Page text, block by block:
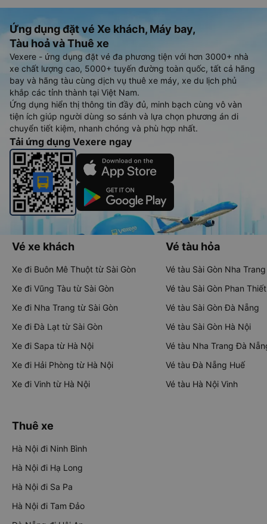
Ứng dụng đặt vé Xe khách, Máy bay,
Tàu hoả và Thuê xe
Vexere - ứng dụng đặt vé đa phương tiện với hơn 3000+ nhà
xe chất lượng cao, 5000+ tuyến đường toàn quốc, tất cả hãng
bay và hãng tàu cùng dịch vụ thuê xe máy, xe du lịch phủ
khắp các tỉnh thành tại Việt Nam.
Ứng dụng hiển thị thông tin đầy đủ, minh bạch cùng vô vàn
tiện ích giúp người dùng so sánh và lựa chọn phương án di
chuyển tiết kiệm, nhanh chóng và phù hợp nhất.
Tải ứng dụng Vexere ngay
Vé xe khách
Xe đi Buôn Mê Thuột từ Sài Gòn
Xe đi Vũng Tàu từ Sài Gòn
Xe đi Nha Trang từ Sài Gòn
Xe đi Đà Lạt từ Sài Gòn
Xe đi Sapa từ Hà Nội
Xe đi Hải Phòng từ Hà Nội
Xe đi Vinh từ Hà Nội
Vé tàu hỏa
Vé tàu Sài Gòn Nha Trang
Vé tàu Sài Gòn Phan Thiết
Vé tàu Sài Gòn Đà Nẵng
Vé tàu Sài Gòn Hà Nội
Vé tàu Nha Trang Đà
Vé tàu Đà Nẵng Huế
Vé tàu Hà Nội Vinh
Thuê xe
Hà Nội đi Ninh Bình
Hà Nội đi Hạ Long
Hà Nội đi Sa Pa
Hà Nội đi Tam Đảo